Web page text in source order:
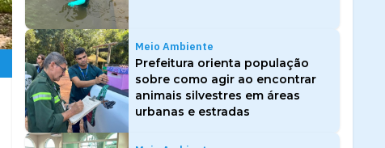
Meio Ambiente
Prefeitura orienta população
sobre como agir ao encontrar
animais silvestres em áreas
urbanas e estradas